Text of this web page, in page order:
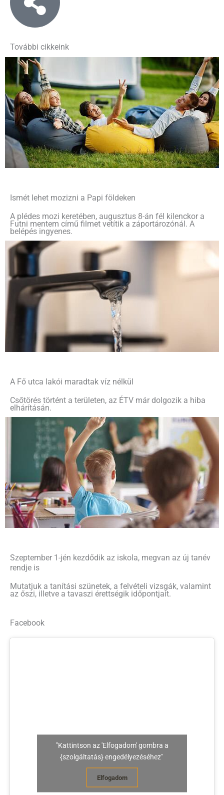
További cikkeink
Ismét lehet mozizni a Papi földeken
A plédes mozi keretében, augusztus 8-án fél kilenckor a
Futni mentem című filmet vetítik a záportározónál. A
belépés ingyenes.
A Fő utca lakói maradtak víz nélkül
Csőtörés történt a területen, az ÉTV már dolgozik a hiba
elhárításán.
Szeptember 1-jén kezdődik az iskola, megvan az új tanév
rendje is
Mutatjuk a tanítási szünetek, a felvételi vizsgák, valamint
az őszi, illetve a tavaszi érettségik időpontjait.
Facebook
"Kattintson az 'Elfogadom' gombra a
{szolgáltatás} engedélyezéséhez"
Elfogadom